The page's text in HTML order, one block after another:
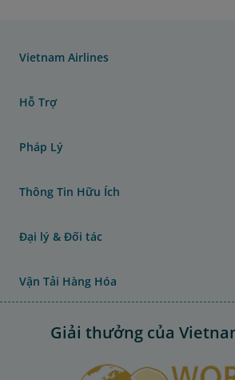
Vietnam Airlines
Hỗ Trợ
Pháp Lý
Thông Tin Hữu Ích
Đại lý & Đối tác
Vận Tải Hàng Hóa
Giải thưởng của